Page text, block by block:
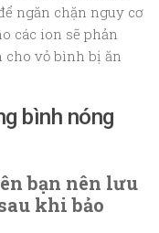
ngăn chặn nguy cơ
các ion sẽ phản
vỏ bình bị ăn
bình nóng
bạn nên lưu
khi bảo